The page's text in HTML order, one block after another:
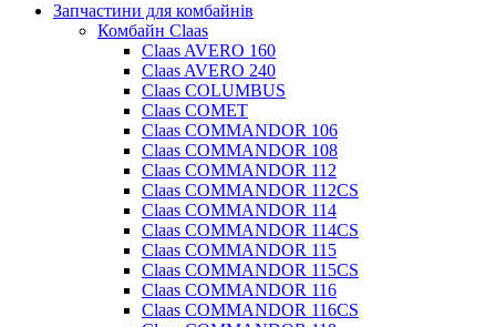
Запчастини для комбайнів
Комбайн Claas
Claas AVERO 160
Claas AVERO 240
Claas COLUMBUS
Claas COMET
Claas COMMANDOR 106
Claas COMMANDOR 108
Claas COMMANDOR 112
Claas COMMANDOR 112CS
Claas COMMANDOR 114
Claas COMMANDOR 114CS
Claas COMMANDOR 115
Claas COMMANDOR 115CS
Claas COMMANDOR 116
Claas COMMANDOR 116CS